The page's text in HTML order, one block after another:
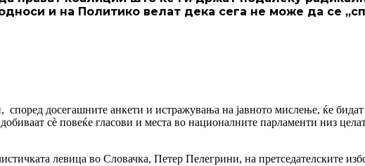
и на Политико велат дека сега не може да се
досегашните анкети и истражувања на јавното мислење, ќе
сѐ повеќе гласови и места во националните парламенти низ
левица во Словачка, Петер Пелегрини, на претседателските